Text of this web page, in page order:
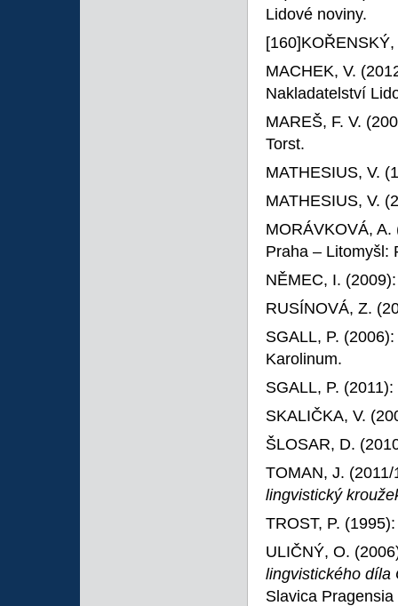
Lidové noviny.
MACHEK, V.
Nakladatelství
MAREŠ, F. V.
Torst.
MATHESIUS, V.
MATHESIUS, V.
MORÁVKOVÁ,
Praha – Litomyšl:
NĚMEC, I.
RUSÍNOVÁ, Z.
SGALL, P. (2006):
Karolinum.
SGALL, P. (2011):
SKALIČKA, V.
ŠLOSAR, D.
TOMAN, J.
lingvistický
TROST, P.
ULIČNÝ, O.
lingvistického
Slavica